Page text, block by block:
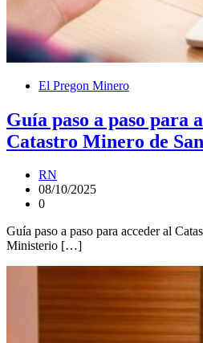
El Pregon Minero
Guía paso a paso para
Catastro Minero de
RN
08/10/2025
0
Guía paso a paso para acceder al
Ministerio […]